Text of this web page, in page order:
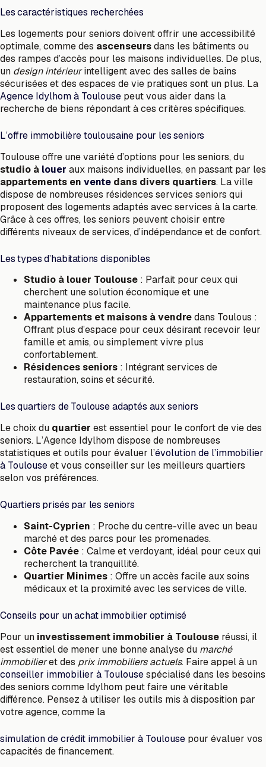
Les caractéristiques recherchées
Les logements pour seniors doivent offrir une accessibilité
optimale, comme des ascenseursdans les bâtiments ou
des rampes d’accès pour les maisons individuelles. De plus,
un design intérieurintelligent avec des salles de bains
sécurisées et des espaces de vie pratiques sont un plus. La
Agence Idylhom à Toulouse peut vous aider dans la
recherche de biens répondant à ces critères spécifiques.
L’offre immobilière toulousaine pour les seniors
Toulouse offre une variété d’options pour les seniors, du
studio à louer aux maisons individuelles, en passant par les
appartements en vente dans divers quartiers. La ville
dispose de nombreuses résidences services seniors qui
proposent des logements adaptés avec services à la carte.
Grâce à ces offres, les seniors peuvent choisir entre
différents niveaux de services, d’indépendance et de confort.
Les types d’habitations disponibles
Studio à louer Toulouse : Parfait pour ceux qui
cherchent une solution économique et une
maintenance plus facile.
Appartements et maisons à vendredans Toulous :
Offrant plus d’espace pour ceux désirant recevoir leur
famille et amis, ou simplement vivre plus
confortablement.
Résidences seniors : Intégrant services de
restauration, soins et sécurité.
Les quartiers de Toulouse adaptés aux seniors
Le choix du quartier est essentiel pour le confort de vie des
seniors. L’Agence Idylhom dispose de nombreuses
statistiques et outils pour évaluer l’évolution de l’immobilier
à Toulouseet vous conseiller sur les meilleurs quartiers
selon vos préférences.
Quartiers prisés par les seniors
Saint-Cyprien : Proche du centre-ville avec un beau
marché et des parcs pour les promenades.
Côte Pavée : Calme et verdoyant, idéal pour ceux qui
recherchent la tranquillité.
Quartier Minimes : Offre un accès facile aux soins
médicaux et la proximité avec les services de ville.
Conseils pour un achat immobilier optimisé
Pour un investissement immobilier à Toulouse réussi, il
est essentiel de mener une bonne analyse du marché
immobilieret des prix immobiliers actuels. Faire appel à un
conseiller immobilier à Toulousespécialisé dans les besoins
des seniors comme Idylhom peut faire une véritable
différence. Pensez à utiliser les outils mis à disposition par
votre agence, comme la
simulation de crédit immobilier à Toulouse pour évaluer vos
capacités de financement.